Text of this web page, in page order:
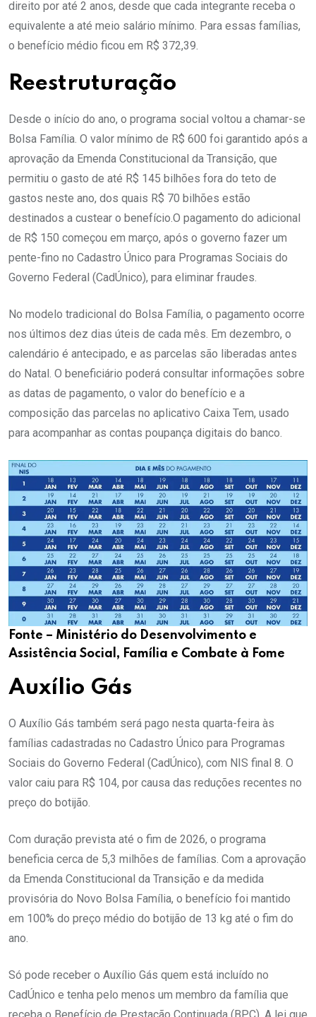
direito por até 2 anos, desde que cada integrante receba o
equivalente a até meio salário mínimo. Para essas famílias,
o benefício médio ficou em R$ 372,39.
Reestruturação
Desde o início do ano, o programa social voltou a chamar-se
Bolsa Família. O valor mínimo de R$ 600 foi garantido após a
aprovação da Emenda Constitucional da Transição, que
permitiu o gasto de até R$ 145 bilhões fora do teto de
gastos neste ano, dos quais R$ 70 bilhões estão
destinados a custear o benefício.O pagamento do adicional
de R$ 150 começou em março, após o governo fazer um
pente-fino no Cadastro Único para Programas Sociais do
Governo Federal (CadÚnico), para eliminar fraudes.
No modelo tradicional do Bolsa Família, o pagamento ocorre
nos últimos dez dias úteis de cada mês. Em dezembro, o
calendário é antecipado, e as parcelas são liberadas antes
do Natal. O beneficiário poderá consultar informações sobre
as datas de pagamento, o valor do benefício e a
composição das parcelas no aplicativo Caixa Tem, usado
para acompanhar as contas poupança digitais do banco.
Fonte – Ministério do Desenvolvimento e
Assistência Social, Família e Combate à Fome
Auxílio Gás
O Auxílio Gás também será pago nesta quarta-feira às
famílias cadastradas no Cadastro Único para Programas
Sociais do Governo Federal (CadÚnico), com NIS final 8. O
valor caiu para R$ 104, por causa das reduções recentes no
preço do botijão.
Com duração prevista até o fim de 2026, o programa
beneficia cerca de 5,3 milhões de famílias. Com a aprovação
da Emenda Constitucional da Transição e da medida
provisória do Novo Bolsa Família, o benefício foi mantido
em 100% do preço médio do botijão de 13 kg até o fim do
ano.
Só pode receber o Auxílio Gás quem está incluído no
CadÚnico e tenha pelo menos um membro da família que
receba o Benefício de Prestação Continuada (BPC). A lei que